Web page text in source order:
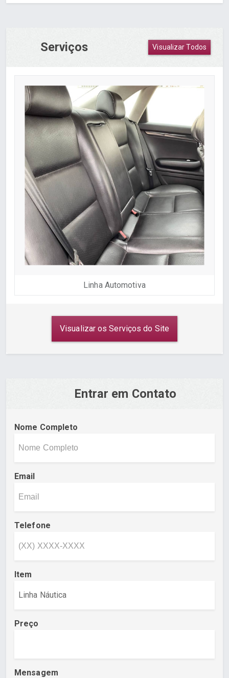
Serviços Visualizar Todos
Linha Automotiva
Visualizar os Serviços do Site
Entrar em Contato
Nome Completo
Email
Telefone
Item
Preço
Mensagem